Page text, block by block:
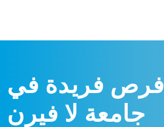
فرص فريدة في
جامعة لا فيرن